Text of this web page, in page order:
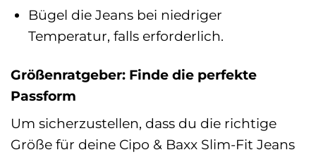
Bügel die Jeans bei niedriger
Temperatur, falls erforderlich.
Größenratgeber: Finde die perfekte
Passform
Um sicherzustellen, dass du die richtige
Größe für deine Cipo & Baxx Slim-Fit Jeans